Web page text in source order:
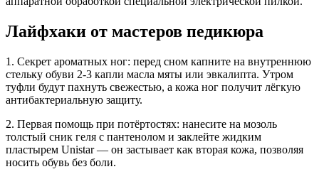
Лайфхаки от мастеров педикюра
1. Секрет ароматных ног: перед сном капните на внутреннюю
стельку обуви 2-3 капли масла мяты или эвкалипта. Утром
туфли будут пахнуть свежестью, а кожа ног получит лёгкую
антибактериальную защиту.
2. Первая помощь при потёртостях: нанесите на мозоль
толстый сник геля с пантенолом и заклейте жидким
пластырем Unistar — он застывает как вторая кожа, позволяя
носить обувь без боли.